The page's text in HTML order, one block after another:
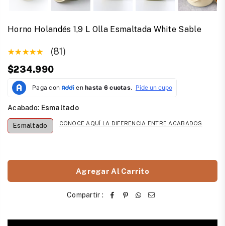
Horno Holandés 1,9 L Olla Esmaltada White Sable
(81)
Precio
habitual
$234.990
Acabado: Esmaltado
Esmaltado CONOCE AQUÍ LA DIFERENCIA ENTRE ACABADOS
Agregar Al Carrito
Compartir :